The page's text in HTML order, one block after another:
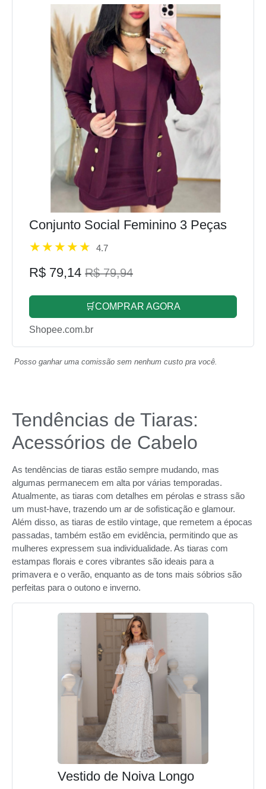
Conjunto Social Feminino 3 Peças
4.7
R$ 79,14 R$ 79,94
🛒COMPRAR AGORA
Shopee.com.br
Posso ganhar uma comissão sem nenhum custo pra você.
Tendências de Tiaras:
Acessórios de Cabelo
As tendências de tiaras estão sempre mudando, mas
algumas permanecem em alta por várias temporadas.
Atualmente, as tiaras com detalhes em pérolas e strass são
um must-have, trazendo um ar de sofisticação e glamour.
Além disso, as tiaras de estilo vintage, que remetem a épocas
passadas, também estão em evidência, permitindo que as
mulheres expressem sua individualidade. As tiaras com
estampas florais e cores vibrantes são ideais para a
primavera e o verão, enquanto as de tons mais sóbrios são
perfeitas para o outono e inverno.
Vestido de Noiva Longo